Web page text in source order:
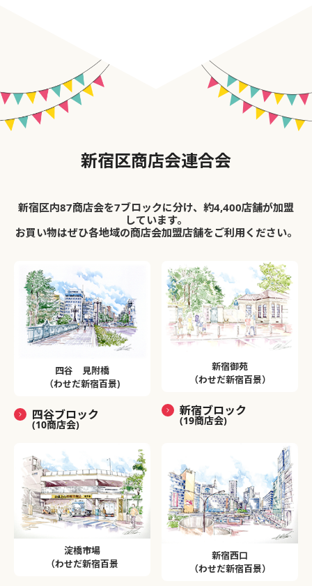
新宿区商店会連合会
新宿区内87商店会を7ブロックに分け、約4,400店舗が加盟
しています。
お買い物はぜひ各地域の商店会加盟店舗をご利用ください。
四谷 見附橋
（わせだ新宿百景)
四谷ブロック
(10商店会)
新宿御苑
（わせだ新宿百景）
新宿ブロック
(19商店会)
淀橋市場
（わせだ新宿百景
新宿西口
（わせだ新宿百景）